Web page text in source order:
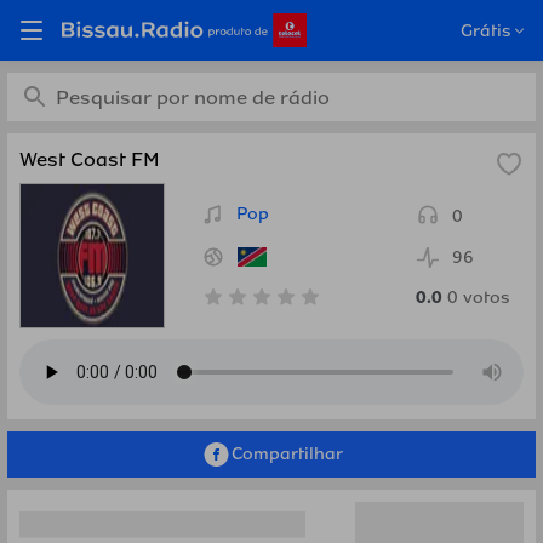
Grátis
Ouça West Coast FM,
Namibia em Bissau.Radio
West Coast FM
Pop
0
96
0.0 0 votos
Compartilhar